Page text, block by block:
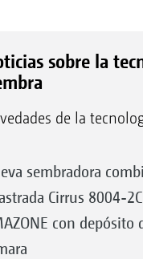
sobre la
de la
sembradora
Cirrus 8004-
con depósito